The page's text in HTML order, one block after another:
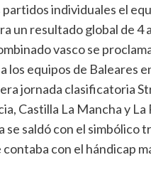
partidos individuales el
un resultado global de 4
vasco se
los equipos de Baleares
jornada clasificatoria
Castilla La Mancha y
se saldó con el simbólico
con el hándicap